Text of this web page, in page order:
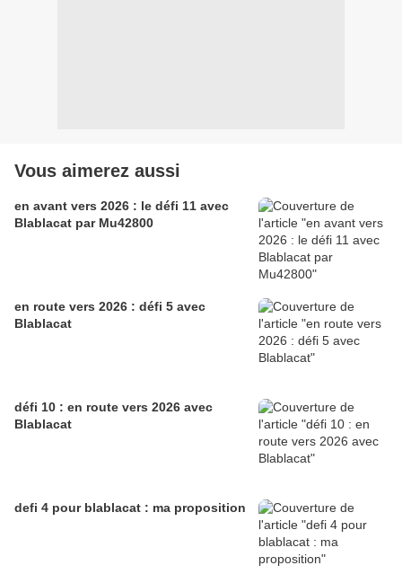
Vous aimerez aussi
en avant vers 2026 : le défi 11 avec
Blablacat par Mu42800
en route vers 2026 : défi 5 avec
Blablacat
défi 10 : en route vers 2026 avec
Blablacat
defi 4 pour blablacat : ma proposition